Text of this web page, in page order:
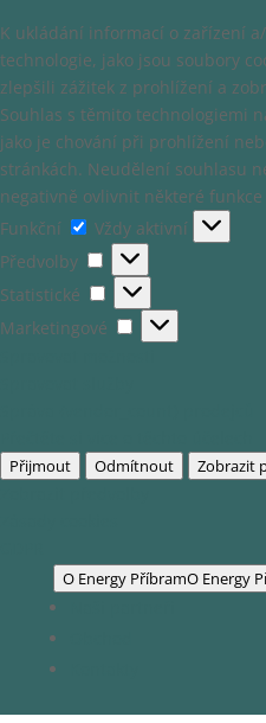
K ukládání informací o zařízení
technologie, jako jsou soubory
zlepšili zážitek z prohlížení a
Souhlas s těmito technologiemi
jako je chování při prohlížení
stránkách. Neudělení souhlasu
negativně ovlivnit některé funkce
Funkční
Funkční
Vždy aktivní
Předvolby
Předvolby
Statistické
Statistické
Marketingové
Marketingové
Přijmout Odmítnout Zobrazit
O Energy PříbramO Energy